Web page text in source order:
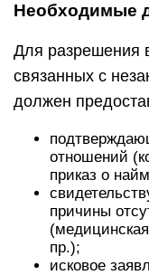
Необходимые
Для разрешения
связанных с
должен
отношений
приказ о
причины
пр.);
исковое